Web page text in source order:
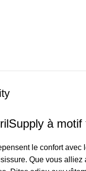
à
le confort avec
Que vous